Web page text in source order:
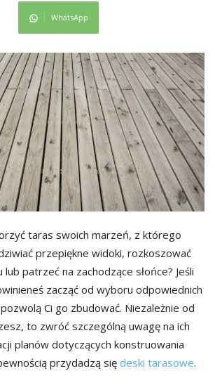
WhatsApp
taras swoich marzeń, z którego
przepiękne widoki, rozkoszować
patrzeć na zachodzące słońce? Jeśli
zacząć od wyboru odpowiednich
Ci go zbudować. Niezależnie od
to zwróć szczególną uwagę na ich
planów dotyczących konstruowania
przydadzą się deski tarasowe.